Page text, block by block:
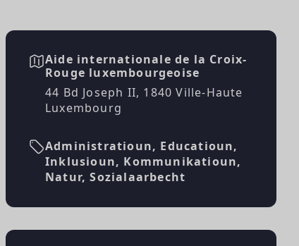
Aide internationale de la Croix-
Rouge luxembourgeoise
44 Bd Joseph II, 1840 Ville-Haute
Luxembourg
Administratioun, Educatioun,
Inklusioun, Kommunikatioun,
Natur, Sozialaarbecht